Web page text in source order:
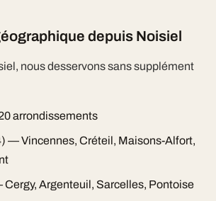
depuis Noisiel
nous desservons sans supplément
arrondissements
— Vincennes, Créteil, Maisons-Alfort,
Argenteuil, Sarcelles, Pontoise